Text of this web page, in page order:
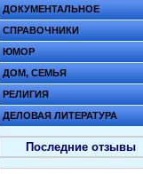
ДОКУМЕНТАЛЬНОЕ
СПРАВОЧНИКИ
ЮМОР
ДОМ, СЕМЬЯ
РЕЛИГИЯ
ДЕЛОВАЯ ЛИТЕРАТУРА
Последние отзывы